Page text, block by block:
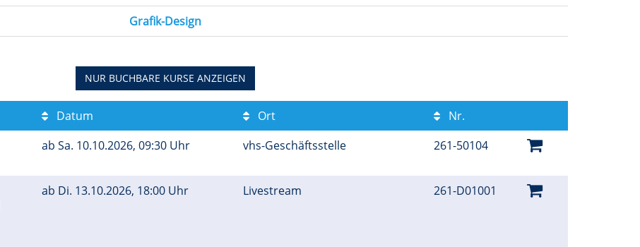
Grafik-Design
NUR BUCHBARE KURSE ANZEIGEN
Datum Ort
Nr.
ab Sa. 10.10.2026, 09:30 Uhr vhs-Geschäftsstelle 261-50104
ab Di. 13.10.2026, 18:00 Uhr Livestream 261-D01001